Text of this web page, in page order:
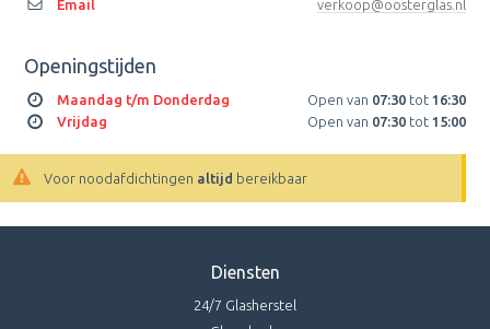
Email
verkoop@oosterglas.nl
Openingstijden
Maandag t/m Donderdag Open van 07:30 tot 16:30
Vrijdag
Open van 07:30 tot 15:00
Voor noodafdichtingen altijd bereikbaar
Diensten
24/7 Glasherstel